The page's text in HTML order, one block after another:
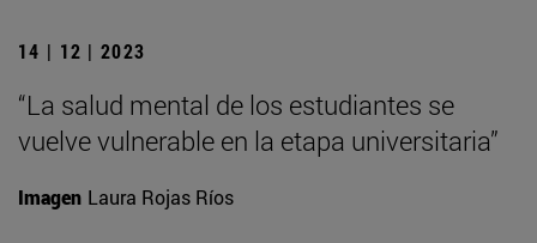
14 | 12 | 2023
“La salud mental de los estudiantes se
vuelve vulnerable en la etapa universitaria”
Imagen Laura Rojas Ríos